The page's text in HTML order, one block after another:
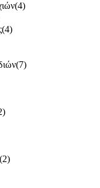
(4)
(4)
(7)
(2)